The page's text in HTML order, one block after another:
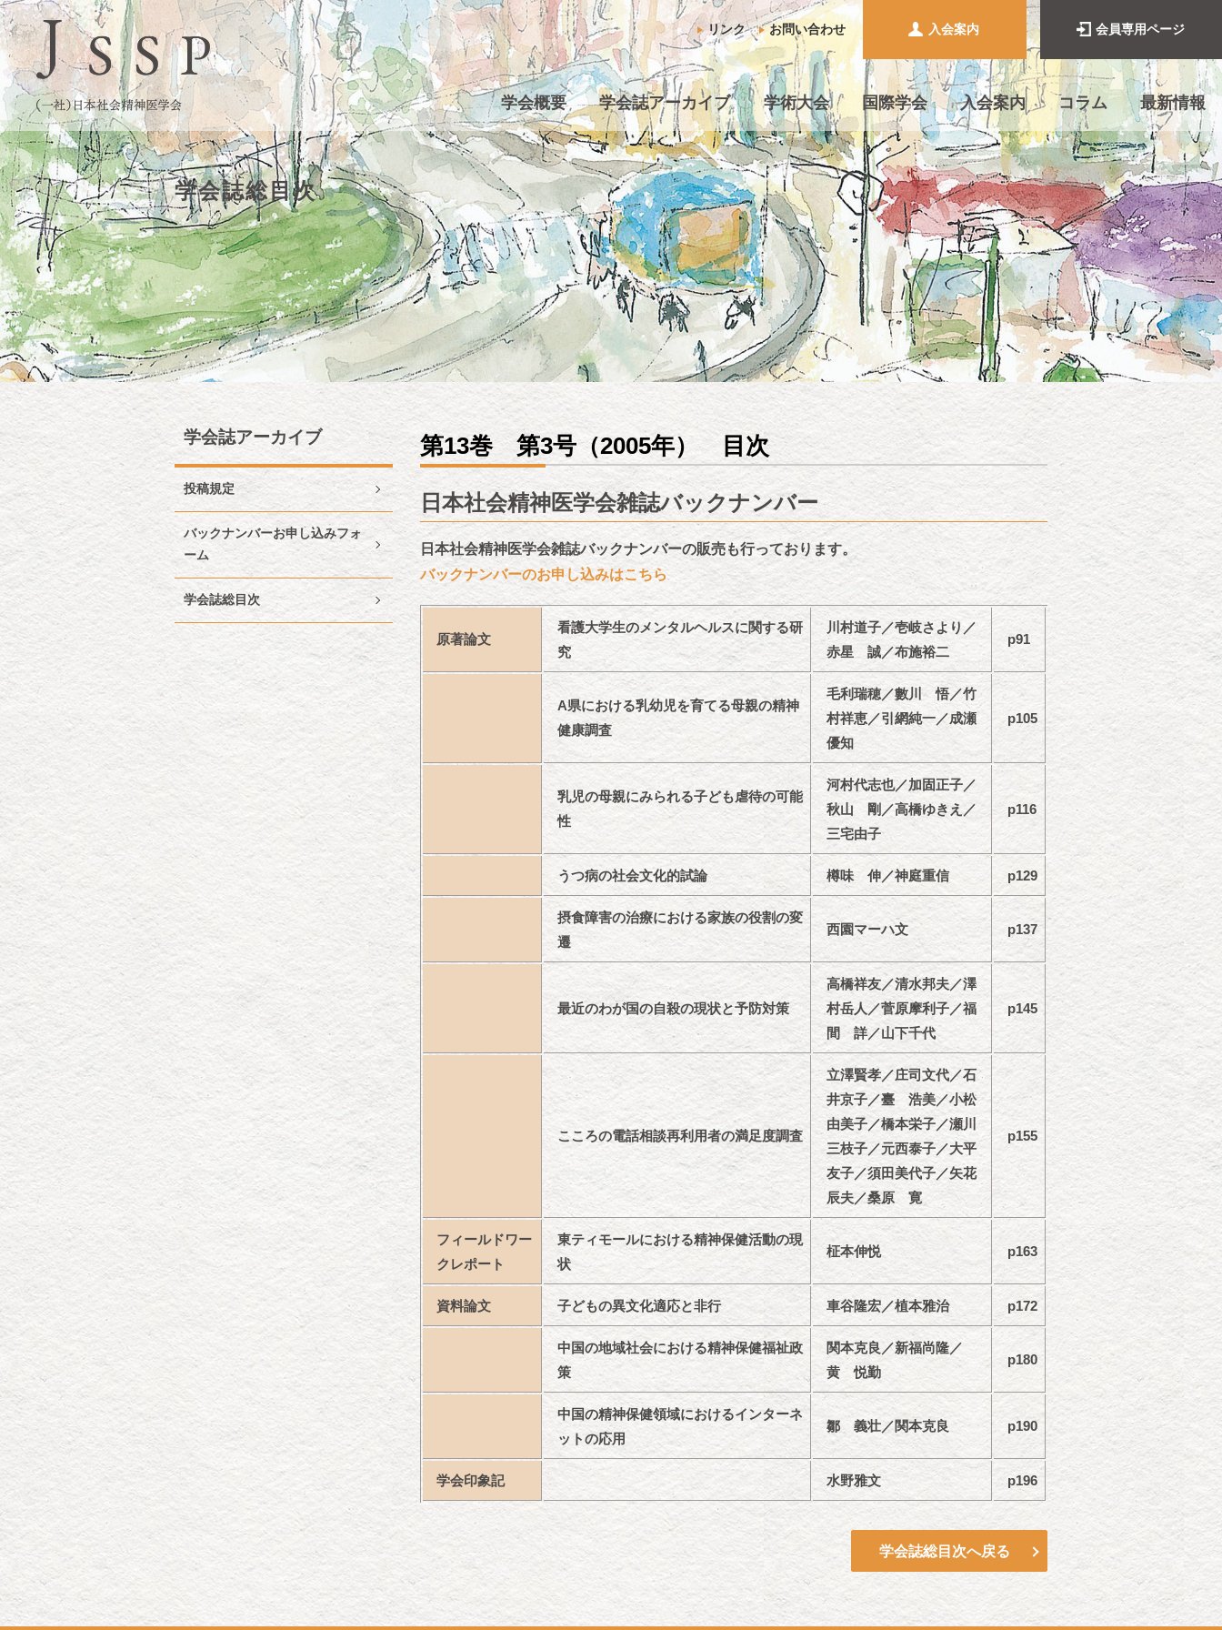
リンク お問い合わせ 入会案内 会員専用ページ
学会概要 学会誌アーカイブ 学術大会 国際学会 入会案内 コラム 最新情報
学会誌総目次
第13巻 第3号（2005年） 目次
日本社会精神医学会雑誌バックナンバー
日本社会精神医学会雑誌バックナンバーの販売も行っております。
バックナンバーのお申し込みはこちら
原著論文
看護大学生のメンタルヘルスに関する研
究
川村道子／壱岐さより／
赤星 誠／布施裕二
p91
A県における乳幼児を育てる母親の精神
健康調査
毛利瑞穂／數川 悟／竹
村祥恵／引網純一／成瀬
優知
p105
乳児の母親にみられる子ども虐待の可能
性
河村代志也／加固正子／
秋山 剛／高橋ゆきえ／
三宅由子
p116
うつ病の社会文化的試論 樽味 伸／神庭重信 p129
摂食障害の治療における家族の役割の変
遷
西園マーハ文 p137
最近のわが国の自殺の現状と予防対策
高橋祥友／清水邦夫／澤
村岳人／菅原摩利子／福
間 詳／山下千代
p145
こころの電話相談再利用者の満足度調査
立澤賢孝／庄司文代／石
井京子／臺 浩美／小松
由美子／橋本栄子／瀬川
三枝子／元西泰子／大平
友子／須田美代子／矢花
辰夫／桑原 寛
p155
フィールドワー
クレポート
東ティモールにおける精神保健活動の現
状
柾本伸悦 p163
資料論文 子どもの異文化適応と非行 車谷隆宏／植本雅治 p172
中国の地域社会における精神保健福祉政
策
関本克良／新福尚隆／
黄 悦勤
p180
中国の精神保健領域におけるインターネ
ットの応用
鄒 義壮／関本克良 p190
学会印象記 水野雅文 p196
学会誌総目次へ戻る
学会誌アーカイブ
投稿規定
バックナンバーお申し込みフォ
ーム
学会誌総目次